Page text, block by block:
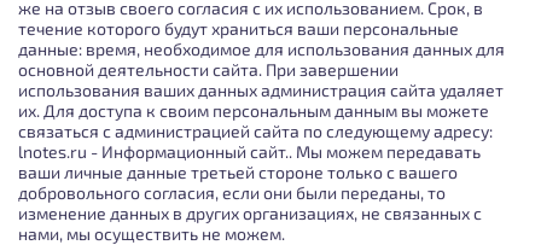
же на отзыв своего согласия с их использованием. Срок, в
течение которого будут храниться ваши персональные
данные: время, необходимое для использования данных для
основной деятельности сайта. При завершении
использования ваших данных администрация сайта удаляет
их. Для доступа к своим персональным данным вы можете
связаться с администрацией сайта по следующему адресу:
lnotes.ru - Информационный сайт.. Мы можем передавать
ваши личные данные третьей стороне только с вашего
добровольного согласия, если они были переданы, то
изменение данных в других организациях, не связанных с
нами, мы осуществить не можем.